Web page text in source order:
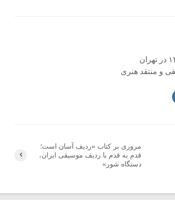
و منتقد هنری
مروری بر کتاب «ردیف آسان است؛
قدم به قدم با ردیف موسیقی ایران،
دستگاه شور»